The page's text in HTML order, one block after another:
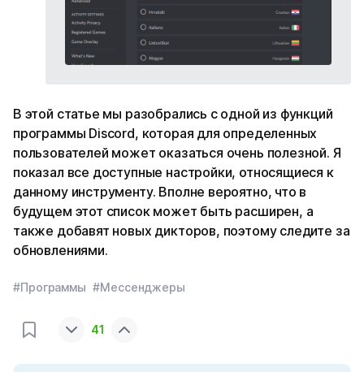
В этой статье мы разобрались с одной из функций
программы Discord, которая для определенных
пользователей может оказаться очень полезной. Я
показал все доступные настройки, относящиеся к
данному инструменту. Вполне вероятно, что в
будущем этот список может быть расширен, а
также добавят новых дикторов, поэтому следите за
обновлениями.
#Программы #Мессенджеры
41